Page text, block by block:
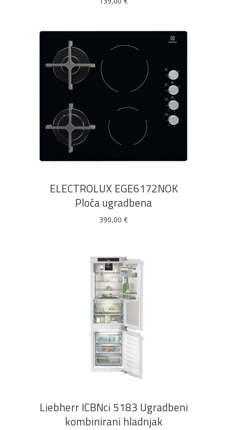
DODAJ U KOŠARICU
ELECTROLUX EGE6172NOK
Ploča ugradbena
390,00 €
DODAJ U KOŠARICU
Liebherr ICBNci 5183 Ugradbeni
kombinirani hladnjak